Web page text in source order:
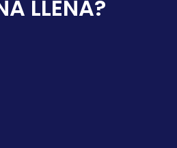
LLENA?